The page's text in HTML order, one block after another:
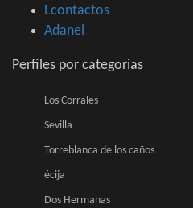
Lcontactos
Adanel
Perfiles por categorias
Los Corrales
Sevilla
Torreblanca de los caños
écija
Dos Hermanas